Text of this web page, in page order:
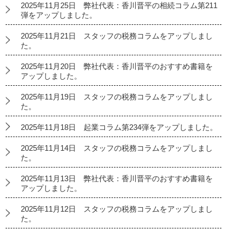
2025年11月25日 弊社代表：香川晋平の相続コラム第211
弾をアップしました。
2025年11月21日 スタッフの税務コラムをアップしまし
た。
2025年11月20日 弊社代表：香川晋平のおすすめ書籍を
アップしました。
2025年11月19日 スタッフの税務コラムをアップしまし
た。
2025年11月18日 起業コラム第234弾をアップしました。
2025年11月14日 スタッフの税務コラムをアップしまし
た。
2025年11月13日 弊社代表：香川晋平のおすすめ書籍を
アップしました。
2025年11月12日 スタッフの税務コラムをアップしまし
た。